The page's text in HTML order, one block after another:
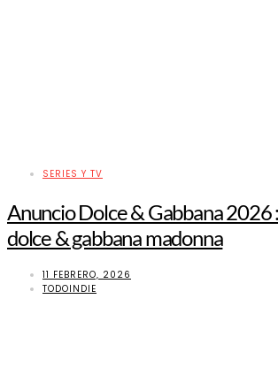
SERIES Y TV
Anuncio Dolce & Gabbana 2026
dolce & gabbana madonna
11 FEBRERO, 2026
TODOINDIE